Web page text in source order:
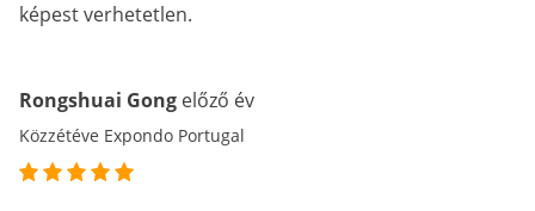
képest verhetetlen.
Rongshuai Gong előző év
Közzétéve Expondo Portugal